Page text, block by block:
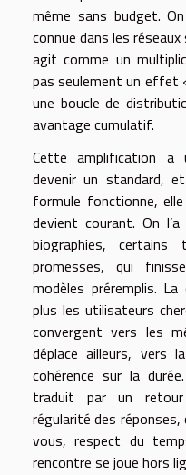
même sans budget.
connue dans les
agit comme un
pas seulement un effet
une boucle de
avantage cumulatif.
Cette amplification a
devenir un standard,
formule fonctionne,
devient courant. On
biographies,
promesses, qui
modèles préremplis.
plus les utilisateurs
convergent vers les
déplace ailleurs, vers
cohérence sur la
traduit par un
régularité des
vous, respect du
rencontre se joue hors